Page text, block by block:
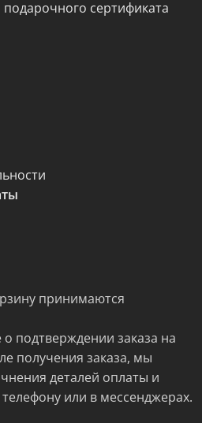
сертификата
принимаются
подтверждении заказа на
получения заказа, мы
деталей оплаты и
или в мессенджерах.